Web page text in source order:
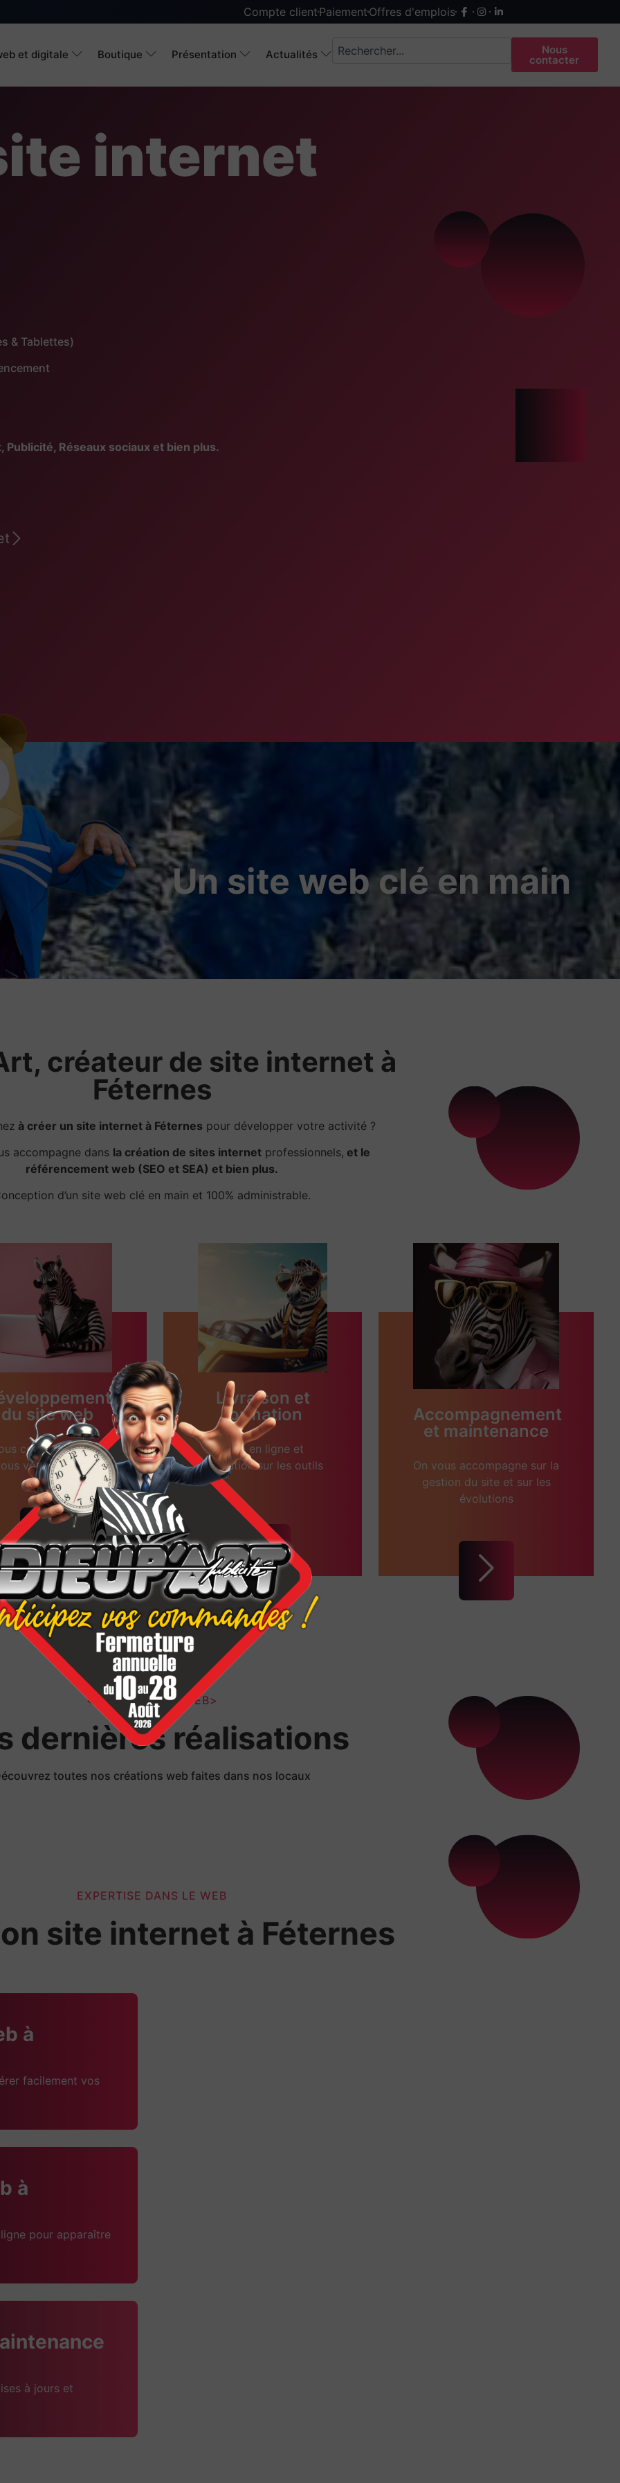
Compte client Paiement Offres d'emplois
et digitale Boutique Présentation Actualités Nous
contacter
internet
& Tablettes)
Réseaux sociaux et bien plus.
Un site web clé en main
créateur de site internet à
Féternes
à créer un site internet à Féternes pour développer votre activité ?
accompagne dans la création de sites internet professionnels, et le
référencement web (SEO et SEA) et bien plus.
d’un site web clé en main et 100% administrable.
du site web
concevons avec
votre site web.
Livraison et
formation
Mise en ligne et
formation sur les outils
Accompagnement
et maintenance
On vous accompagne sur la
gestion du site et sur les
évolutions
</LES PROJETS WEB>
dernières réalisations
toutes nos créations web faites dans nos locaux
EXPERTISE DANS LE WEB
site internet à Féternes
à
facilement vos
à
pour apparaître
à jours et